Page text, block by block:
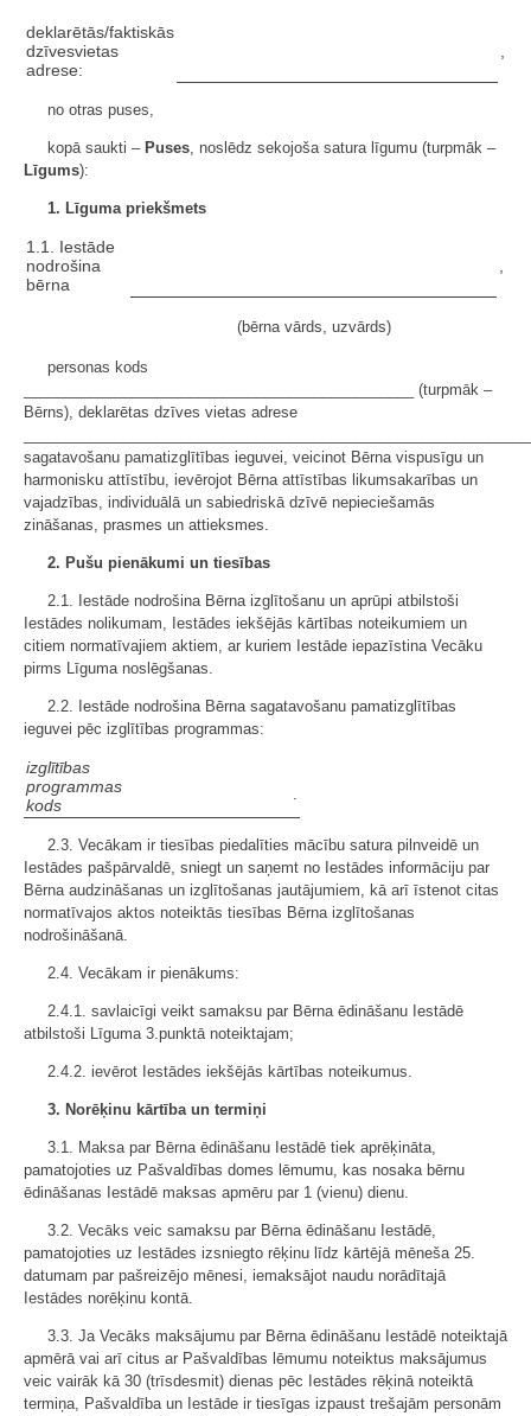
deklarētās/faktiskās
dzīvesvietas
adrese:
,
no otras puses,
kopā saukti – Puses, noslēdz sekojoša satura līgumu (turpmāk –
Līgums):
1. Līguma priekšmets
1.1. Iestāde
nodrošina
bērna
,
(bērna vārds, uzvārds)
personas kods
_______________________________________________ (turpmāk –
Bērns), deklarētas dzīves vietas adrese
sagatavošanu pamatizglītības ieguvei, veicinot Bērna vispusīgu un
harmonisku attīstību, ievērojot Bērna attīstības likumsakarības un
vajadzības, individuālā un sabiedriskā dzīvē nepieciešamās
zināšanas, prasmes un attieksmes.
2. Pušu pienākumi un tiesības
2.1. Iestāde nodrošina Bērna izglītošanu un aprūpi atbilstoši
Iestādes nolikumam, Iestādes iekšējās kārtības noteikumiem un
citiem normatīvajiem aktiem, ar kuriem Iestāde iepazīstina Vecāku
pirms Līguma noslēgšanas.
2.2. Iestāde nodrošina Bērna sagatavošanu pamatizglītības
ieguvei pēc izglītības programmas:
izglītības
programmas
kods
.
2.3. Vecākam ir tiesības piedalīties mācību satura pilnveidē un
Iestādes pašpārvaldē, sniegt un saņemt no Iestādes informāciju par
Bērna audzināšanas un izglītošanas jautājumiem, kā arī īstenot citas
normatīvajos aktos noteiktās tiesības Bērna izglītošanas
nodrošināšanā.
2.4. Vecākam ir pienākums:
2.4.1. savlaicīgi veikt samaksu par Bērna ēdināšanu Iestādē
atbilstoši Līguma 3.punktā noteiktajam;
2.4.2. ievērot Iestādes iekšējās kārtības noteikumus.
3. Norēķinu kārtība un termiņi
3.1. Maksa par Bērna ēdināšanu Iestādē tiek aprēķināta,
pamatojoties uz Pašvaldības domes lēmumu, kas nosaka bērnu
ēdināšanas Iestādē maksas apmēru par 1 (vienu) dienu.
3.2. Vecāks veic samaksu par Bērna ēdināšanu Iestādē,
pamatojoties uz Iestādes izsniegto rēķinu līdz kārtējā mēneša 25.
datumam par pašreizējo mēnesi, iemaksājot naudu norādītajā
Iestādes norēķinu kontā.
3.3. Ja Vecāks maksājumu par Bērna ēdināšanu Iestādē noteiktajā
apmērā vai arī citus ar Pašvaldības lēmumu noteiktus maksājumus
veic vairāk kā 30 (trīsdesmit) dienas pēc Iestādes rēķinā noteiktā
termiņa, Pašvaldība un Iestāde ir tiesīgas izpaust trešajām personām